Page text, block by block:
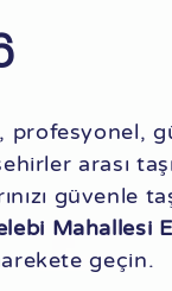
arası
güvenle
Mahallesi
geçin.